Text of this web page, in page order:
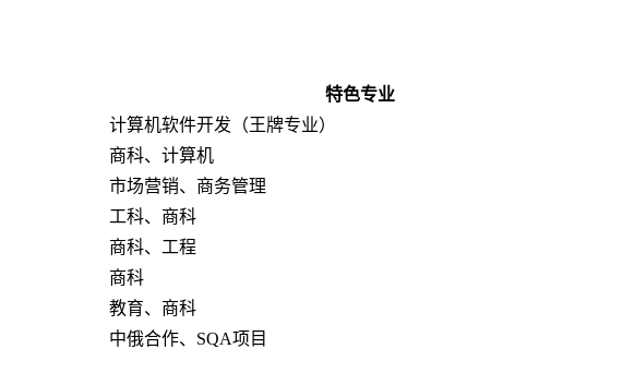
特色专业
计算机软件开发（王牌专业）
商科、计算机
市场营销、商务管理
工科、商科
商科、工程
商科
教育、商科
中俄合作、SQA项目